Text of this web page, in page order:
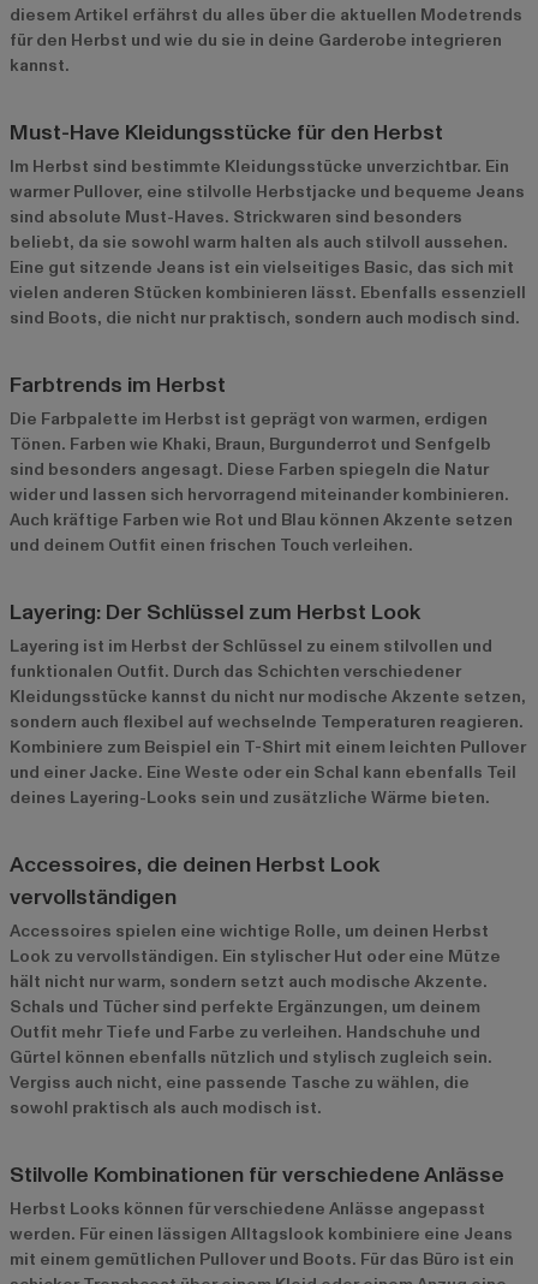
diesem Artikel erfährst du alles über die aktuellen Modetrends
für den Herbst und wie du sie in deine Garderobe integrieren
kannst.
Must-Have Kleidungsstücke für den Herbst
Im Herbst sind bestimmte Kleidungsstücke unverzichtbar. Ein
warmer Pullover, eine stilvolle Herbstjacke und bequeme Jeans
sind absolute Must-Haves. Strickwaren sind besonders
beliebt, da sie sowohl warm halten als auch stilvoll aussehen.
Eine gut sitzende Jeans ist ein vielseitiges Basic, das sich mit
vielen anderen Stücken kombinieren lässt. Ebenfalls essenziell
sind Boots, die nicht nur praktisch, sondern auch modisch sind.
Farbtrends im Herbst
Die Farbpalette im Herbst ist geprägt von warmen, erdigen
Tönen. Farben wie Khaki, Braun, Burgunderrot und Senfgelb
sind besonders angesagt. Diese Farben spiegeln die Natur
wider und lassen sich hervorragend miteinander kombinieren.
Auch kräftige Farben wie Rot und Blau können Akzente setzen
und deinem Outfit einen frischen Touch verleihen.
Layering: Der Schlüssel zum Herbst Look
Layering ist im Herbst der Schlüssel zu einem stilvollen und
funktionalen Outfit. Durch das Schichten verschiedener
Kleidungsstücke kannst du nicht nur modische Akzente setzen,
sondern auch flexibel auf wechselnde Temperaturen reagieren.
Kombiniere zum Beispiel ein T-Shirt mit einem leichten Pullover
und einer Jacke. Eine Weste oder ein Schal kann ebenfalls Teil
deines Layering-Looks sein und zusätzliche Wärme bieten.
Accessoires, die deinen Herbst Look
vervollständigen
Accessoires spielen eine wichtige Rolle, um deinen Herbst
Look zu vervollständigen. Ein stylischer Hut oder eine Mütze
hält nicht nur warm, sondern setzt auch modische Akzente.
Schals und Tücher sind perfekte Ergänzungen, um deinem
Outfit mehr Tiefe und Farbe zu verleihen. Handschuhe und
Gürtel können ebenfalls nützlich und stylisch zugleich sein.
Vergiss auch nicht, eine passende Tasche zu wählen, die
sowohl praktisch als auch modisch ist.
Stilvolle Kombinationen für verschiedene Anlässe
Herbst Looks können für verschiedene Anlässe angepasst
werden. Für einen lässigen Alltagslook kombiniere eine Jeans
mit einem gemütlichen Pullover und Boots. Für das Büro ist ein